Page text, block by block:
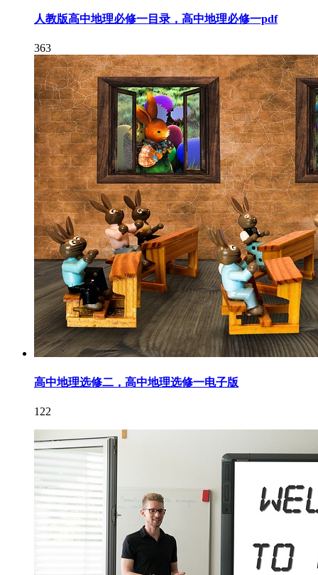
人教版高中地理必修一目录，高中地理必修一pdf
363
高中地理选修二，高中地理选修一电子版
122